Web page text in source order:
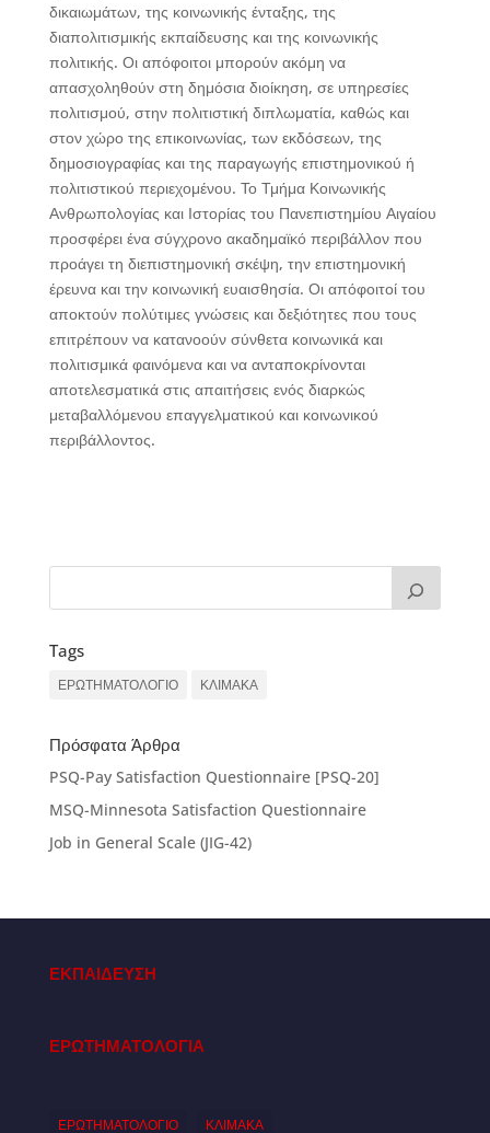
δικαιωμάτων, της κοινωνικής ένταξης, της
διαπολιτισμικής εκπαίδευσης και της κοινωνικής
πολιτικής. Οι απόφοιτοι μπορούν ακόμη να
απασχοληθούν στη δημόσια διοίκηση, σε υπηρεσίες
πολιτισμού, στην πολιτιστική διπλωματία, καθώς και
στον χώρο της επικοινωνίας, των εκδόσεων, της
δημοσιογραφίας και της παραγωγής επιστημονικού ή
πολιτιστικού περιεχομένου. Το Τμήμα Κοινωνικής
Ανθρωπολογίας και Ιστορίας του Πανεπιστημίου Αιγαίου
προσφέρει ένα σύγχρονο ακαδημαϊκό περιβάλλον που
προάγει τη διεπιστημονική σκέψη, την επιστημονική
έρευνα και την κοινωνική ευαισθησία. Οι απόφοιτοί του
αποκτούν πολύτιμες γνώσεις και δεξιότητες που τους
επιτρέπουν να κατανοούν σύνθετα κοινωνικά και
πολιτισμικά φαινόμενα και να ανταποκρίνονται
αποτελεσματικά στις απαιτήσεις ενός διαρκώς
μεταβαλλόμενου επαγγελματικού και κοινωνικού
περιβάλλοντος.
Tags
ΕΡΩΤΗΜΑΤΟΛΟΓΙΟ ΚΛΙΜΑΚΑ
Πρόσφατα Άρθρα
PSQ-Pay Satisfaction Questionnaire [PSQ-20]
MSQ-Minnesota Satisfaction Questionnaire
Job in General Scale (JIG-42)
ΕΚΠΑΙΔΕΥΣΗ
ΕΡΩΤΗΜΑΤΟΛΟΓΙΑ
ΕΡΩΤΗΜΑΤΟΛΟΓΙΟ ΚΛΙΜΑΚΑ